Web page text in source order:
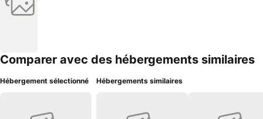
Comparer avec des hébergements similaires
Hébergement sélectionné Hébergements similaires